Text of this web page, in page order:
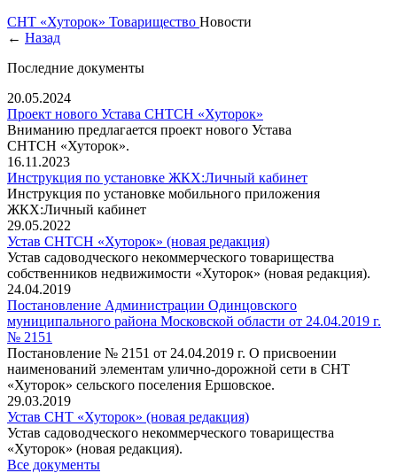
СНТ «Хуторок» Товарищество Новости
← Назад
Последние документы
20.05.2024
Проект нового Устава СНТСН «Хуторок»
Вниманию предлагается проект нового Устава
СНТСН «Хуторок».
16.11.2023
Инструкция по установке ЖКХ:Личный кабинет
Инструкция по установке мобильного приложения
ЖКХ:Личный кабинет
29.05.2022
Устав СНТСН «Хуторок» (новая редакция)
Устав садоводческого некоммерческого товарищества
собственников недвижимости «Хуторок» (новая редакция).
24.04.2019
Постановление Администрации Одинцовского
муниципального района Московской области от 24.04.2019 г.
№ 2151
Постановление № 2151 от 24.04.2019 г. О присвоении
наименований элементам улично-дорожной сети в СНТ
«Хуторок» сельского поселения Ершовское.
29.03.2019
Устав СНТ «Хуторок» (новая редакция)
Устав садоводческого некоммерческого товарищества
«Хуторок» (новая редакция).
Все документы